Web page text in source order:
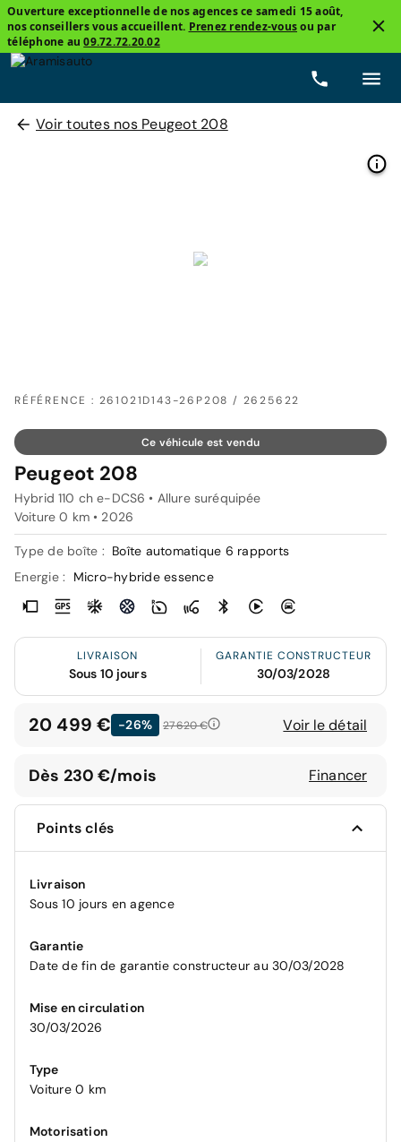
Ouverture exceptionnelle de nos agences ce samedi 15 août,
nos conseillers vous accueillent. Prenez rendez-vousou par
téléphone au09.72.72.20.02
Voir toutes nos Peugeot 208
RÉFÉRENCE : 261021D143-26P208 / 2625622
Ce véhicule est vendu
Peugeot 208
Hybrid 110 ch e-DCS6 • Allure suréquipée
Voiture 0 km • 2026
Type de boîte : Boîte automatique 6 rapports
Energie :
Micro-hybride essence
LIVRAISON
Sous 10 jours
GARANTIE CONSTRUCTEUR
30/03/2028
20 499 € -26% 27 620 € Voir le détail
Dès 230 €/mois Financer
Points clés
Livraison
Sous 10 jours en agence
Garantie
Date de fin de garantie constructeur au 30/03/2028
Mise en circulation
30/03/2026
Type
Voiture 0 km
Motorisation